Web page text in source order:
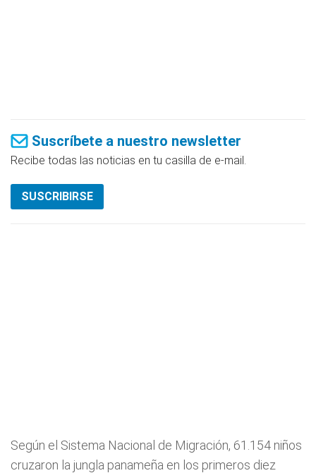
Suscríbete a nuestro newsletter
Recibe todas las noticias en tu casilla de e-mail.
SUSCRIBIRSE
Según el Sistema Nacional de Migración, 61.154 niños
cruzaron la jungla panameña en los primeros diez